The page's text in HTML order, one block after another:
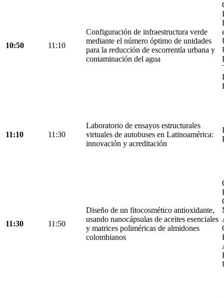
10:50 11:10
Configuración de infraestructura verde
mediante el número óptimo de unidades
para la reducción de escorrentía urbana y
contaminación del agua
11:10 11:30
Laboratorio de ensayos estructurales
virtuales de autobuses en Latinoamérica:
innovación y acreditación
11:30 11:50
Diseño de un fitocosmético antioxidante,
usando nanocápsulas de aceites esenciales
y matrices poliméricas de almidones
colombianos